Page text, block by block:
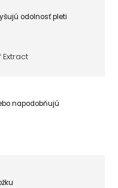
odolnosť pleti
napodobňujú